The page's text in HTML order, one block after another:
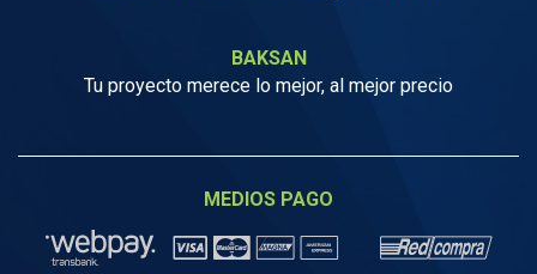
BAKSAN
Tu proyecto merece lo mejor, al mejor precio
MEDIOS PAGO